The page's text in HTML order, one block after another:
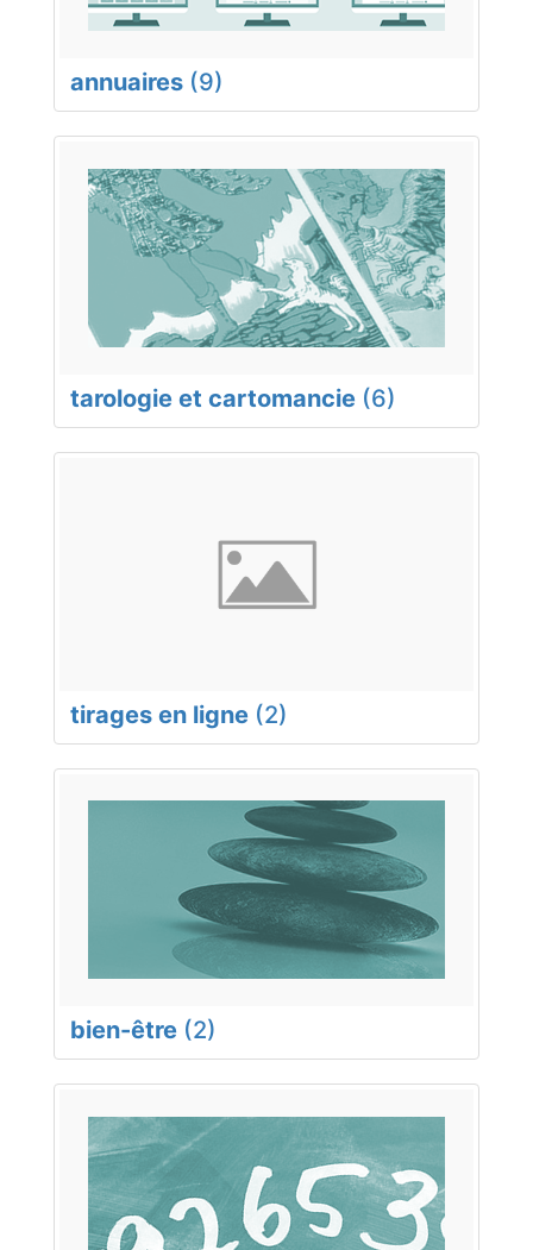
annuaires (9)
tarologie et cartomancie (6)
tirages en ligne (2)
bien-être (2)